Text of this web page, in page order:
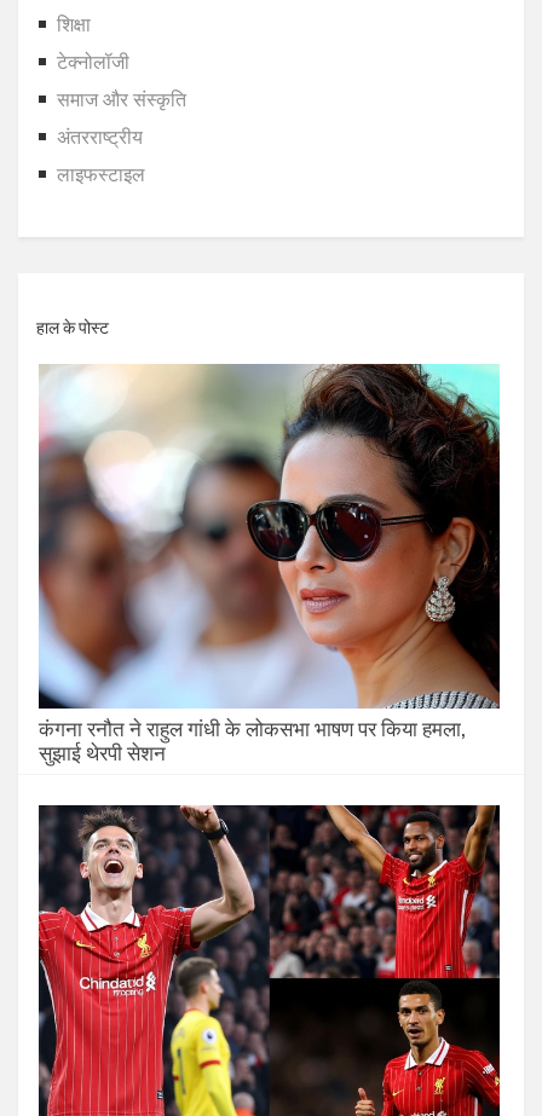
शिक्षा
टेक्नोलॉजी
समाज और संस्कृति
अंतरराष्ट्रीय
लाइफस्टाइल
हाल के पोस्ट
कंगना रनौत ने राहुल गांधी के लोकसभा भाषण पर किया हमला,
सुझाई थेरपी सेशन